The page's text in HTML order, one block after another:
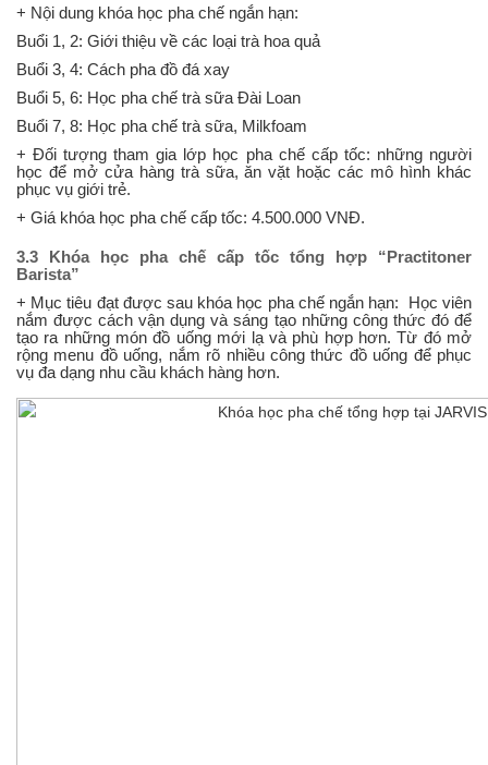
+ Nội dung khóa học pha chế ngắn hạn:
Buổi 1, 2: Giới thiệu về các loại trà hoa quả
Buổi 3, 4: Cách pha đồ đá xay
Buổi 5, 6: Học pha chế trà sữa Đài Loan
Buổi 7, 8: Học pha chế trà sữa, Milkfoam
+ Đối tượng tham gia lớp học pha chế cấp tốc: những người
học để mở cửa hàng trà sữa, ăn vặt hoặc các mô hình khác
phục vụ giới trẻ.
+ Giá khóa học pha chế cấp tốc: 4.500.000 VNĐ.
3.3 Khóa học pha chế cấp tốc tổng hợp “Practitoner
Barista”
+ Mục tiêu đạt được sau khóa học pha chế ngắn hạn: Học viên
nắm được cách vận dụng và sáng tạo những công thức đó để
tạo ra những món đồ uống mới lạ và phù hợp hơn. Từ đó mở
rộng menu đồ uống, nắm rõ nhiều công thức đồ uống để phục
vụ đa dạng nhu cầu khách hàng hơn.